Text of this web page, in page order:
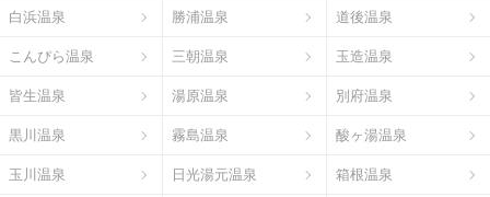
白浜温泉 勝浦温泉 道後温泉
こんぴら温泉 三朝温泉 玉造温泉
皆生温泉 湯原温泉 別府温泉
黒川温泉 霧島温泉 酸ヶ湯温泉
玉川温泉 日光湯元温泉 箱根温泉